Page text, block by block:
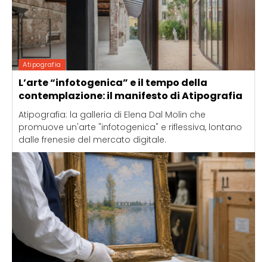
Atipografia
L’arte “infotogenica” e il tempo della
contemplazione: il manifesto di Atipografia
Atipografia: la galleria di Elena Dal Molin che
promuove un'arte "infotogenica" e riflessiva, lontano
dalle frenesie del mercato digitale.